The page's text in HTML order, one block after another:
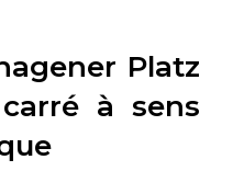
Platz
à sens